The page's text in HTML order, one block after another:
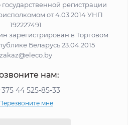
государственной регистрации
от 4.03.2014 УНП
192227491
зарегистрирован в Торговом
Беларусь 23.04.2015
zakaz@eleco.by
нам:
44 525-85-33
мне